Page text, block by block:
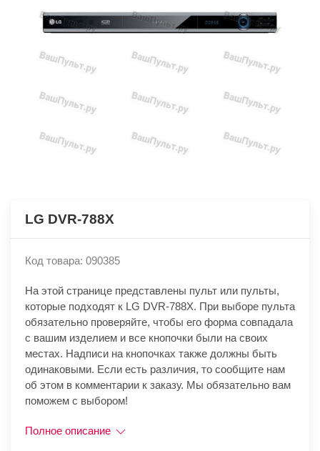
LG DVR-788X
Код товара: 090385
На этой странице представлены пульт или пульты,
которые подходят к LG DVR-788X. При выборе пульта
обязательно проверяйте, чтобы его форма совпадала
с вашим изделием и все кнопочки были на своих
местах. Надписи на кнопочках также должны быть
одинаковыми. Если есть различия, то сообщите нам
об этом в комментарии к заказу. Мы обязательно вам
поможем с выбором!
Полное описание